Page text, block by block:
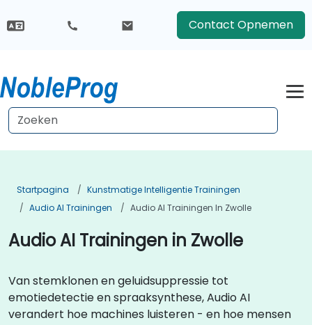
Contact Opnemen
Startpagina
Kunstmatige Intelligentie Trainingen
Audio AI Trainingen
Audio AI Trainingen In Zwolle
Audio AI Trainingen in Zwolle
Van stemklonen en geluidsuppressie tot
emotiedetectie en spraaksynthese, Audio AI
verandert hoe machines luisteren - en hoe mensen